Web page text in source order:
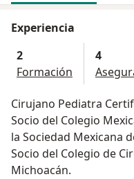
Experiencia
2
Formación
4
Cirujano Pediatra
Socio del Colegio
la Sociedad Mexicana
Socio del Colegio de
Michoacán.